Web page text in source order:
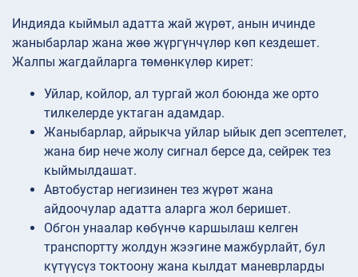
Индияда кыймыл адатта жай жүрөт, анын ичинде
жаныбарлар жана жөө жүргүнчүлөр көп кездешет.
Жалпы жагдайларга төмөнкүлөр кирет:
Уйлар, койлор, ал тургай жол боюнда же орто
тилкелерде уктаган адамдар.
Жаныбарлар, айрыкча уйлар ыйык деп эсептелет,
жана бир нече жолу сигнал берсе да, сейрек тез
кыймылдашат.
Автобустар негизинен тез жүрөт жана
айдоочулар адатта аларга жол беришет.
Обгон унаалар көбүнчө каршылаш келген
транспортту жолдун жээгине мажбурлайт, бул
күтүүсүз токтоону жана кылдат маневрларды